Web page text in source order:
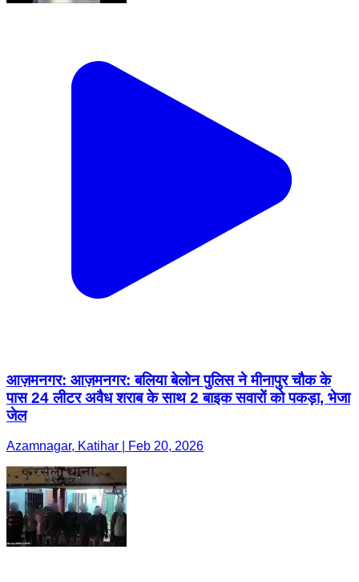
आज़मनगर: आज़मनगर: बलिया बेलोन पुलिस ने मीनापुर चौक के
पास 24 लीटर अवैध शराब के साथ 2 बाइक सवारों को पकड़ा, भेजा
जेल
Azamnagar, Katihar | Feb 20, 2026